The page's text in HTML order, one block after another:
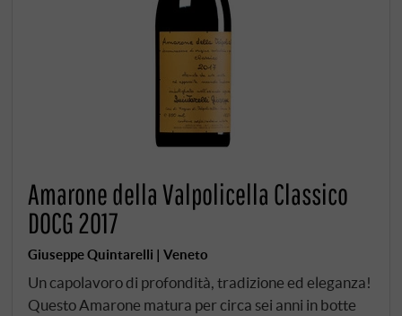
Amarone della Valpolicella Classico
DOCG 2017
Giuseppe Quintarelli | Veneto
Un capolavoro di profondità, tradizione ed eleganza!
Questo Amarone matura per circa sei anni in botte